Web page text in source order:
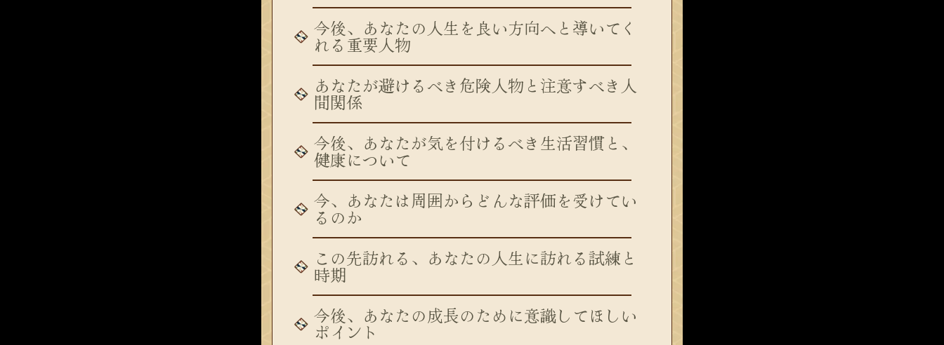
今後、あなたの人生を良い方向へと導いてく
れる重要人物
あなたが避けるべき危険人物と注意すべき人
間関係
今後、あなたが気を付けるべき生活習慣と、
健康について
今、あなたは周囲からどんな評価を受けてい
るのか
この先訪れる、あなたの人生に訪れる試練と
時期
今後、あなたの成長のために意識してほしい
ポイント